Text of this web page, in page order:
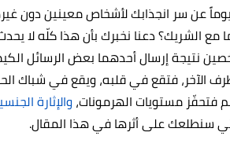
عن سر انجذابك لأشخاص معينين دون
مع الشريك؟ دعنا نخبرك بأن هذا كلّه لا
نتيجة إرسال أحدهما بعض الرسائل
الآخر، فتقع في قلبه، ويقع في شباك
فتحفّز مستويات الهرمونات،والإثارة
سنطلعك على أثرها في هذا المقال.